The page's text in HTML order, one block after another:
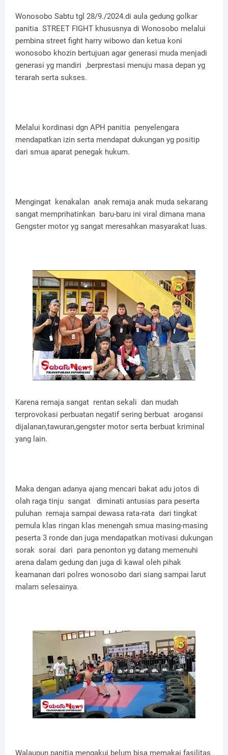
Wonosobo Sabtu tgl 28/9./2024.di aula gedung golkar
panitia STREET FIGHT khususnya di Wonosobo melalui
pembina street fight harry wibowo dan ketua koni
wonosobo khozin bertujuan agar generasi muda menjadi
generasi yg mandiri ,berprestasi menuju masa depan yg
terarah serta sukses.
Melalui kordinasi dgn APH panitia penyelengara
mendapatkan izin serta mendapat dukungan yg positip
dari smua aparat penegak hukum.
Mengingat kenakalan anak remaja anak muda sekarang
sangat memprihatinkan baru-baru ini viral dimana mana
Gengster motor yg sangat meresahkan masyarakat luas.
Karena remaja sangat rentan sekali dan mudah
terprovokasi perbuatan negatif sering berbuat arogansi
dijalanan,tawuran,gengster motor serta berbuat kriminal
yang lain.
Maka dengan adanya ajang mencari bakat adu jotos di
olah raga tinju sangat diminati antusias para peserta
puluhan remaja sampai dewasa rata-rata dari tingkat
pemula klas ringan klas menengah smua masing-masing
peserta 3 ronde dan juga mendapatkan motivasi dukungan
sorak sorai dari para penonton yg datang memenuhi
arena dalam gedung dan juga di kawal oleh pihak
keamanan dari polres wonosobo dari siang sampai larut
malam selesainya.
Walaupun panitia mengakui belum bisa memakai fasilitas